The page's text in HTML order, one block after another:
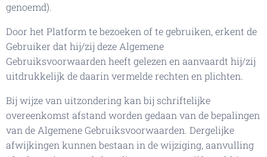
genoemd).
Door het Platform te bezoeken of te gebruiken, erkent de
Gebruiker dat hij/zij deze Algemene
Gebruiksvoorwaarden heeft gelezen en aanvaardt hij/zij
uitdrukkelijk de daarin vermelde rechten en plichten.
Bij wijze van uitzondering kan bij schriftelijke
overeenkomst afstand worden gedaan van de bepalingen
van de Algemene Gebruiksvoorwaarden. Dergelijke
afwijkingen kunnen bestaan in de wijziging, aanvulling